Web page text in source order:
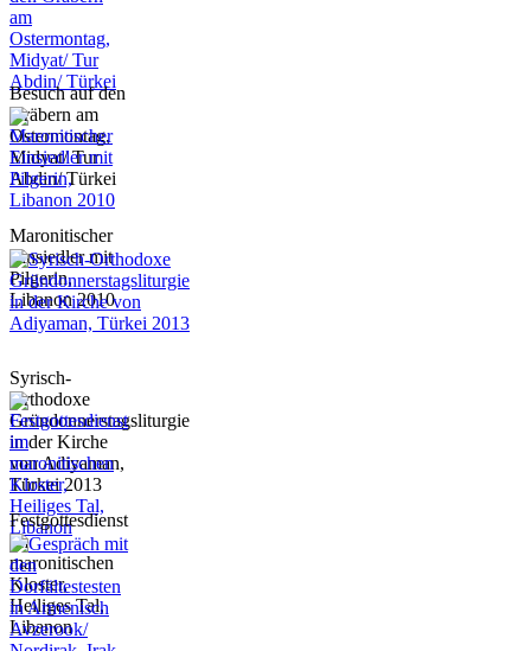
Besuch auf den
Gräbern am
Ostermontag,
Midyat/ Tur
Abdin/ Türkei
Maronitischer
Einsiedler mit
Pilgerin,
Libanon 2010
Syrisch-
Orthodoxe
Gründonnerstagsliturgie
in der Kirche
von Adiyaman,
Türkei 2013
Festgottesdienst
im
maronitischen
Kloster,
Heiliges Tal,
Libanon